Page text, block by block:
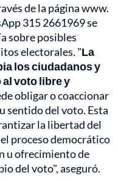
de la página www.
315 2661969 se
sobre posibles
electorales. "La
los ciudadanos y
voto libre y
obligar o coaccionar
sentido del voto. Esta
la libertad del
proceso democrático
u ofrecimiento de
del voto", aseguró.